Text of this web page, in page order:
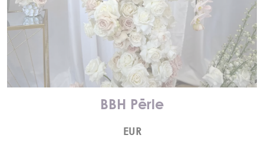
BBH Pērle
EUR